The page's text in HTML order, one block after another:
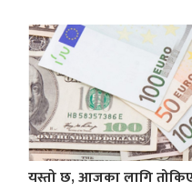
यस्तो छ, आजका लागि